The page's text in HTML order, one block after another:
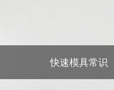
快速模具常识